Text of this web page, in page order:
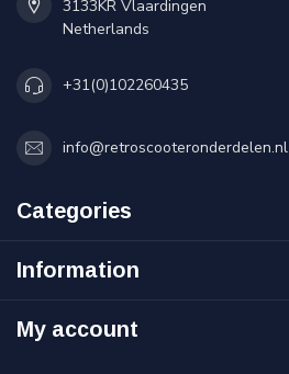
3133KR Vlaardingen
Netherlands
+31(0)102260435
info@retroscooteronderdelen.nl
Categories
Information
My account